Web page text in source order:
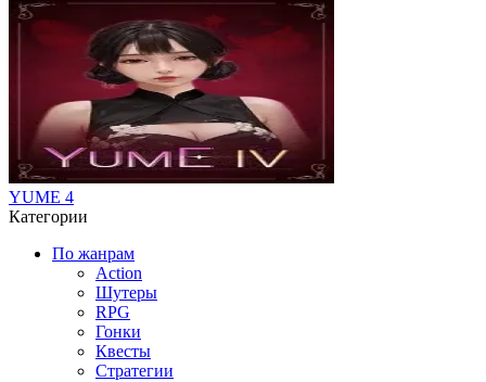
YUME 4
Категории
По жанрам
Action
Шутеры
RPG
Гонки
Квесты
Стратегии